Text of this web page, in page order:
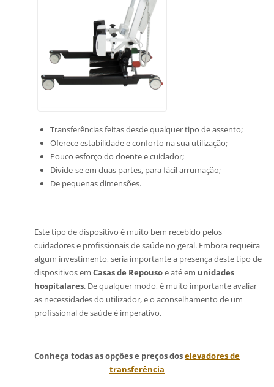
Transferências feitas desde qualquer tipo de assento;
Oferece estabilidade e conforto na sua utilização;
Pouco esforço do doente e cuidador;
Divide-se em duas partes, para fácil arrumação;
De pequenas dimensões.
Este tipo de dispositivo é muito bem recebido pelos
cuidadores e profissionais desaúde no geral. Embora requeira
algum investimento, seria importante a presença deste tipo de
dispositivos emCasas de Repousoe até em unidades
hospitalares. De qualquer modo, é muito importante avaliar
as necessidades do utilizador, e o aconselhamento de um
profissional de saúde é imperativo.
Conheça todas as opções e preços doselevadores de
transferência